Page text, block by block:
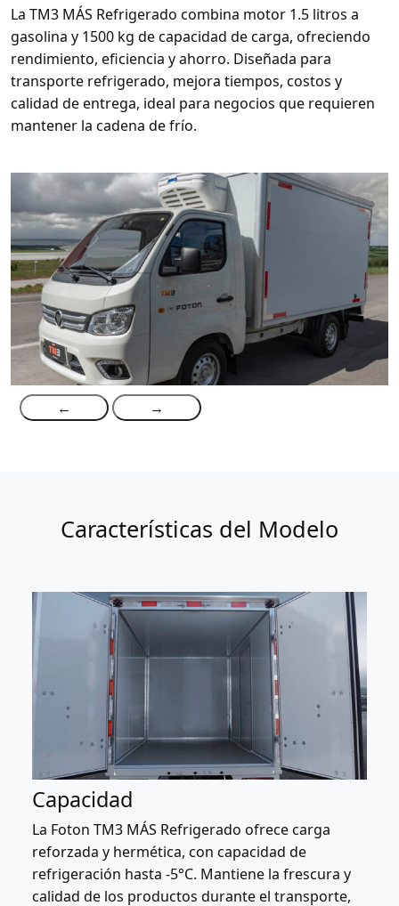
La TM3 MÁS Refrigerado combina motor 1.5 litros a
gasolina y 1500 kg de capacidad de carga, ofreciendo
rendimiento, eficiencia y ahorro. Diseñada para
transporte refrigerado, mejora tiempos, costos y
calidad de entrega, ideal para negocios que requieren
mantener la cadena de frío.
← →
Características del Modelo
Capacidad
La Foton TM3 MÁS Refrigerado ofrece carga
reforzada y hermética, con capacidad de
refrigeración hasta -5°C. Mantiene la frescura y
calidad de los productos durante el transporte,